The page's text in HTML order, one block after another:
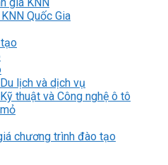
Quốc Gia
lịch và dịch vụ
thuật và Công nghệ ô tô
chương trình đào tạo